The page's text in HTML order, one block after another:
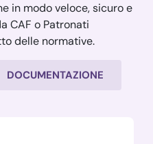
in modo veloce, sicuro e
CAF o Patronati
delle normative.
DOCUMENTAZIONE